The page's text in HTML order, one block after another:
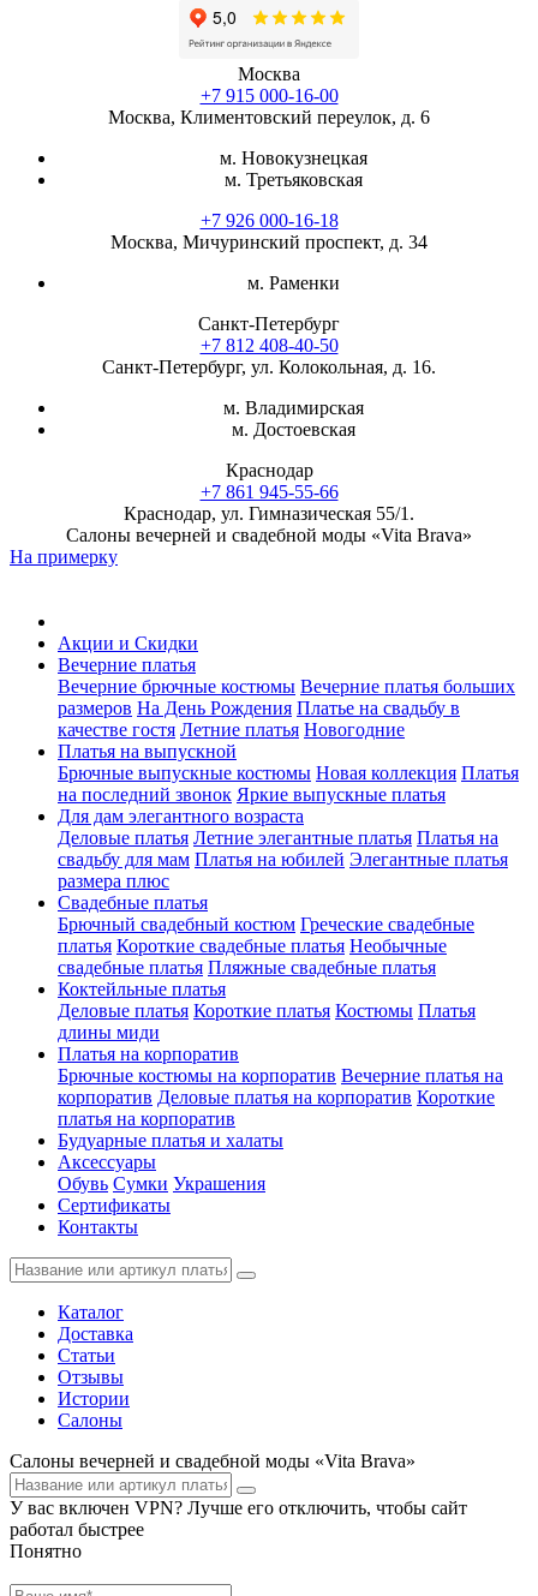
Москва
+7 915 000-16-00
Москва, Климентовский переулок, д. 6
м. Новокузнецкая
м. Третьяковская
+7 926 000-16-18
Москва, Мичуринский проспект, д. 34
м. Раменки
Санкт-Петербург
+7 812 408-40-50
Санкт-Петербург, ул. Колокольная, д. 16.
м. Владимирская
м. Достоевская
Краснодар
+7 861 945-55-66
Краснодар, ул. Гимназическая 55/1.
Салоны вечерней и свадебной моды «Vita Brava»
На примерку
Акции и Скидки
Вечерние платья
Вечерние брючные костюмы Вечерние платья больших
размеров На День Рождения Платье на свадьбу в
качестве гостя Летние платья Новогодние
Платья на выпускной
Брючные выпускные костюмы Новая коллекция Платья
на последний звонок Яркие выпускные платья
Для дам элегантного возраста
Деловые платья Летние элегантные платья Платья на
свадьбу для мам Платья на юбилей Элегантные платья
размера плюс
Свадебные платья
Брючный свадебный костюм Греческие свадебные
платья Короткие свадебные платья Необычные
свадебные платья Пляжные свадебные платья
Коктейльные платья
Деловые платья Короткие платья Костюмы Платья
длины миди
Платья на корпоратив
Брючные костюмы на корпоратив Вечерние платья на
корпоратив Деловые платья на корпоратив Короткие
платья на корпоратив
Будуарные платья и халаты
Аксессуары
Обувь Сумки Украшения
Сертификаты
Контакты
Каталог
Доставка
Статьи
Отзывы
Истории
Салоны
Салоны вечерней и свадебной моды «Vita Brava»
У вас включен VPN? Лучше его отключить, чтобы сайт
работал быстрее
Понятно